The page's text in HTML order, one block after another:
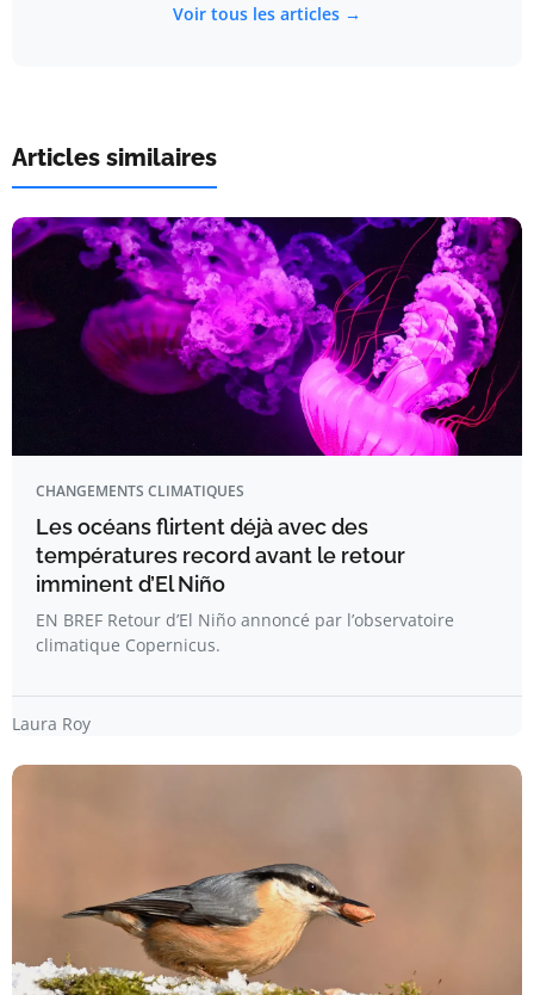
Voir tous les articles →
Articles similaires
CHANGEMENTS CLIMATIQUES
Les océans flirtent déjà avec des
températures record avant le retour
imminent d’El Niño
EN BREF Retour d’El Niño annoncé par l’observatoire
climatique Copernicus.
Laura Roy